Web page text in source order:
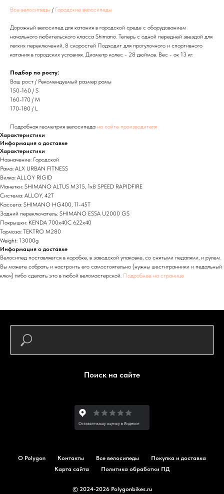
Все велосипеды / Городские велосипеды
Дорожный велосипед для катания в городской среде с оборудованием
начального любительского класса Shimano. Теперь с одной передней звездой для
легких переключений, 8 скоростей Подходит для прогулочного и спортивного
катания в городских условиях. Диаметр колес - 28 дюймов. Вес - ок 13 кг.
Подбор по росту:
Ваш рост / Рекомендуемый размер рамы
150-160 / S
160-170 / M
170-180 / L
Подробная геометрия велосипеда на сайте производителя
Характеристики
Информация о доставке
Характеристики
Назначение: Городской
Рама: ALX URBAN FITNESS
Вилка: ALLOY RIGID
Манетки: SHIMANO ALTUS M315, 1x8 SPEED RAPIDFIRE
Система: ALLOY, 42T
Кассета: SHIMANO HG400, 11-45T
Задний переключатель: SHIMANO ESSA U2000 GS
Покрышки: KENDA 700x40C 622x40
Тормоза: TEKTRO M280
Weight: 13000g
Информация о доставке
Велосипед поставляется в коробке, в заводской упаковке, со снятыми педалями, и рулем.
Вы можете собрать и настроить его самостоятельно (нужны шестигранники и педальный
ключ) либо сделать это в любой веломастерской. Подробнее на странице
Поиск на сайте
О Polygon Контакты Все велосипеды
Покупка и доставка
Карта сайта
Политика обработки ПД
© 2024-2026 Polygonbikes.ru